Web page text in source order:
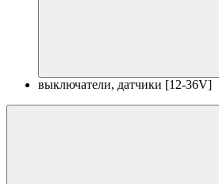
выключатели, датчики [12-36V]